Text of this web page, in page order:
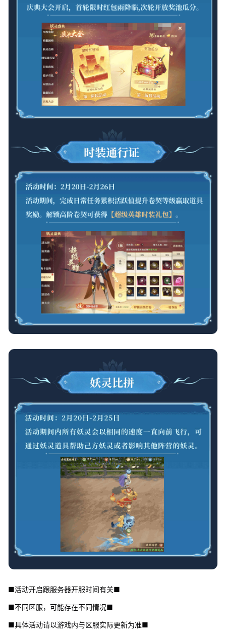
■活动开启跟服务器开服时间有关■
■不同区服，可能存在不同情况■
■具体活动请以游戏内与区服实际更新为准■